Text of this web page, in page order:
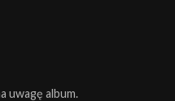
uwagę album.